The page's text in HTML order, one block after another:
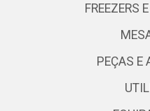
FREEZERS
PEÇAS E